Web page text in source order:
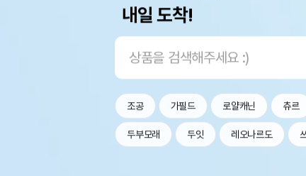
내일 도착!
조공 가필드 로얄캐닌 츄르
두부모래 두잇 레오나르도